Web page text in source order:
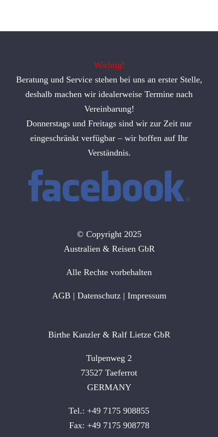
Wichtig!
Beratung und Service stehen bei uns an erster Stelle,
deshalb machen wir idealerweise Termine nach
Vereinbarung!
Donnerstags und Freitags sind wir zur Zeit nur
eingeschränkt verfügbar – wir hoffen auf Ihr
Verständnis.
© Copyright 2025
Australien & Reisen GbR
Alle Rechte vorbehalten
AGB | Datenschutz| Impressum
Birthe Kanzler & Ralf Lietze GbR
Tulpenweg 2
73527 Taeferrot
GERMANY
Tel.: +49 7175 908855
Fax: +49 7175 908778